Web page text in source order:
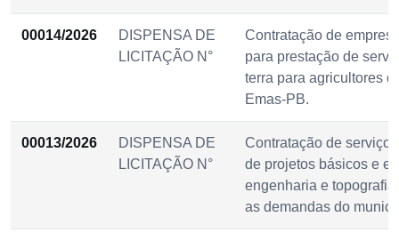
00014/2026
DISPENSA DE
LICITAÇÃO N°
Contratação de
para prestação de
terra para agricultores
Emas-PB.
00013/2026
DISPENSA DE
LICITAÇÃO N°
Contratação de
de projetos básicos e
engenharia e
as demandas do